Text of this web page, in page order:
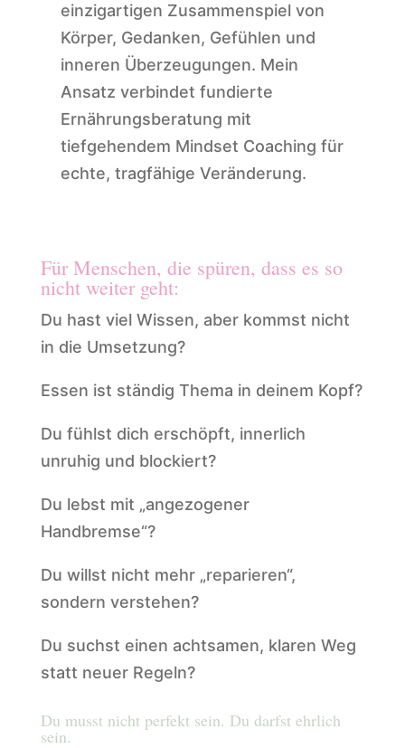
einzigartigen Zusammenspiel von
Körper, Gedanken, Gefühlen und
inneren Überzeugungen. Mein
Ansatz verbindet fundierte
Ernährungsberatung mit
tiefgehendem Mindset Coaching für
echte, tragfähige Veränderung.
Für Menschen, die spüren, dass es so
nicht weiter geht:
Du hast viel Wissen, aber kommst nicht
in die Umsetzung?
Essen ist ständig Thema in deinem Kopf?
Du fühlst dich erschöpft, innerlich
unruhig und blockiert?
Du lebst mit „angezogener
Handbremse“?
Du willst nicht mehr „reparieren“,
sondern verstehen?
Du suchst einen achtsamen, klaren Weg
statt neuer Regeln?
Du musst nicht perfekt sein. Du darfst ehrlich
sein.